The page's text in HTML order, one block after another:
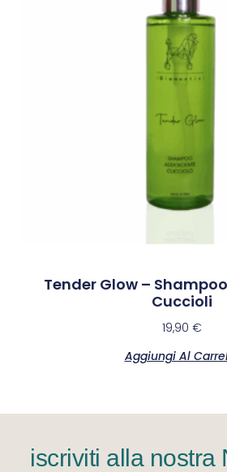
Tender Glow –
Cuccioli
19,90 €
Aggiungi Al
iscriviti alla nostra